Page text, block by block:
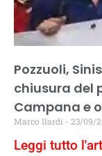
Pozzuoli,
chiusura del
Campana e
Marco Ilardi 23/09/
Leggi tutto